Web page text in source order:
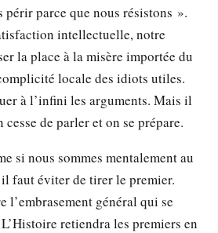
parce que nous résistons ».
intellectuelle, notre
la place à la misère importée du
locale des idiots utiles.
à l’infini les arguments. Mais il
de parler et on se prépare.
si nous sommes mentalement au
faut éviter de tirer le premier.
l’embrasement général qui se
retiendra les premiers en